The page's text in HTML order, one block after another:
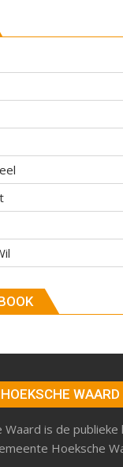
WAARD
is de publieke
Hoeksche